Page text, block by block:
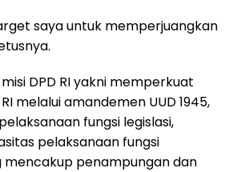
saya untuk memperjuangkan
DPD RI yakni memperkuat
melalui amandemen UUD 1945,
fungsi legislasi,
pelaksanaan fungsi
mencakup penampungan dan